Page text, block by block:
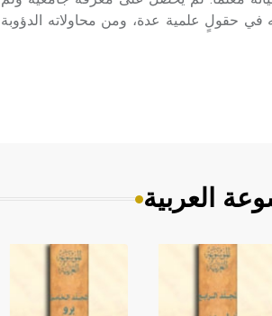
في حقولٍ علمية عدة، ومن محاولاته الدؤوبة
العربية